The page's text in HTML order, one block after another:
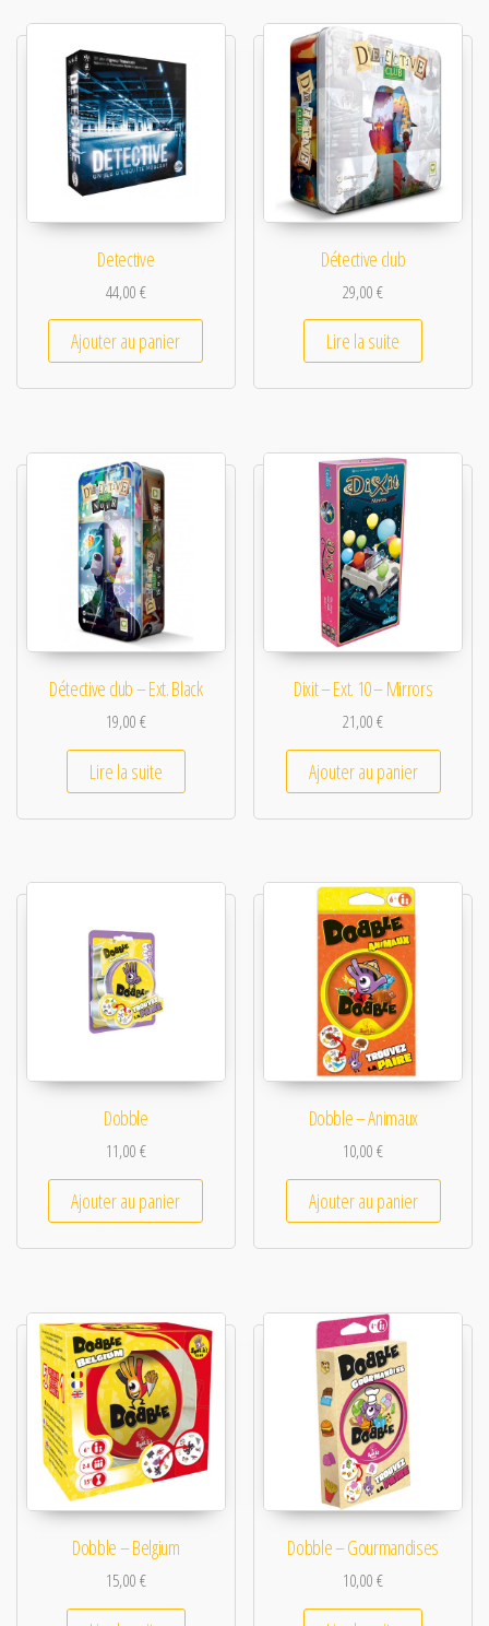
Detective
44,00€
Ajouter au panier
Détective club
29,00€
Lire la suite
Détective club – Ext. Black
19,00€
Lire la suite
Dixit – Ext. 10 – Mirrors
21,00€
Ajouter au panier
Dobble
11,00€
Ajouter au panier
Dobble – Animaux
10,00€
Ajouter au panier
Dobble – Belgium
15,00€
Dobble – Gourmandises
10,00€